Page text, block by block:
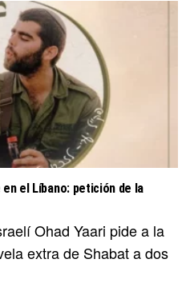
el Líbano: petición de la
Ohad Yaari pide a la
extra de Shabat a dos